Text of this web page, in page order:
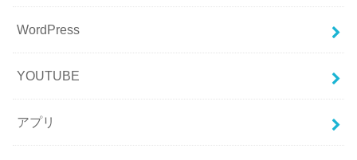
WordPress
YOUTUBE
アプリ